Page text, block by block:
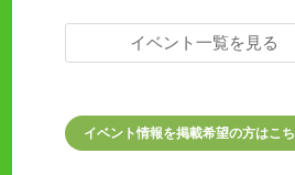
イベント一覧を見る
イベント情報を掲載希望の方はこ